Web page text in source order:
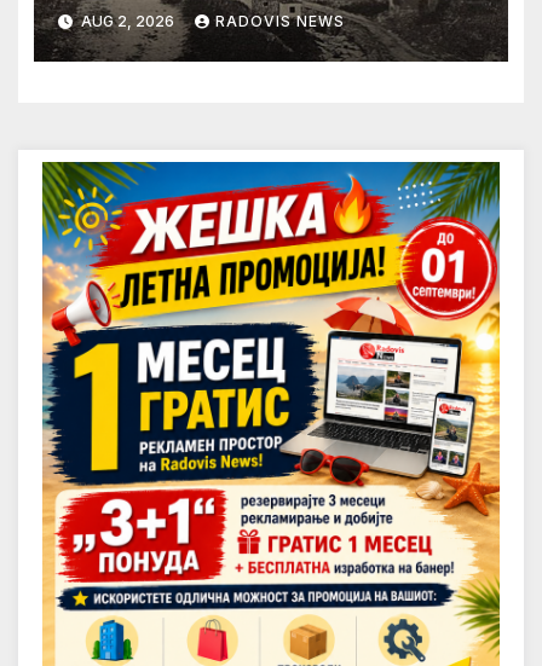
AUG 2, 2026 RADOVIS NEWS